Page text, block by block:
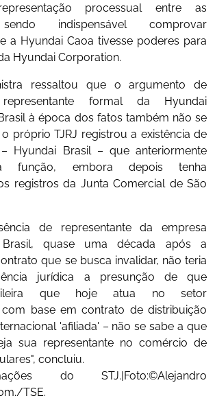
processual entre as
indispensável comprovar
a Hyundai Caoa tivesse poderes para
Hyundai Corporation.
ressaltou que o argumento de
formal da Hyundai
à época dos fatos também não se
próprio TJRJ registrou a existência de
Hyundai Brasil – que anteriormente
função, embora depois tenha
registros da Junta Comercial de São
de representante da empresa
quase uma década após a
que se busca invalidar, não teria
jurídica a presunção de que
que hoje atua no setor
base em contrato de distribuição
'afiliada' – não se sabe a que
sua representante no comércio de
concluiu.
do STJ.|Foto:©Alejandro
TSE.